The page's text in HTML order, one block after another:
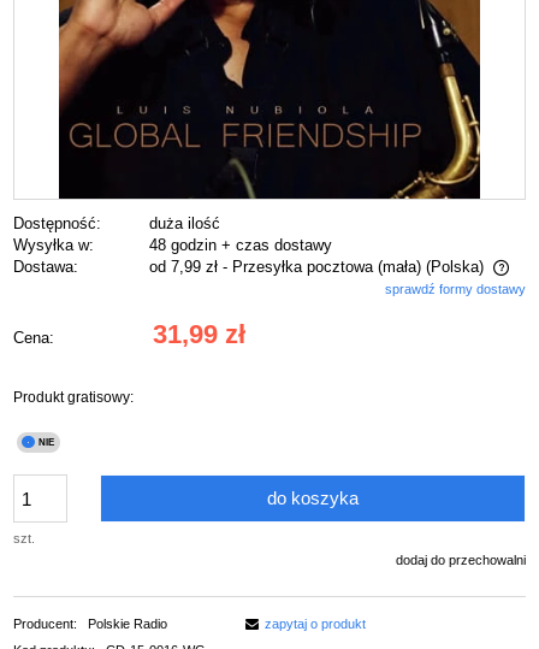
Dostępność:
duża ilość
Wysyłka w:
48 godzin + czas dostawy
Dostawa:
od 7,99 zł - Przesyłka pocztowa (mała) (Polska)
Cena nie zawiera ewentualnych kosztów płatnościsprawdź formy dostawy
Cena: 31,99 zł
Produkt gratisowy:
szt.
do koszyka
dodaj do przechowalni
Producent:
Polskie Radio
zapytaj o produkt